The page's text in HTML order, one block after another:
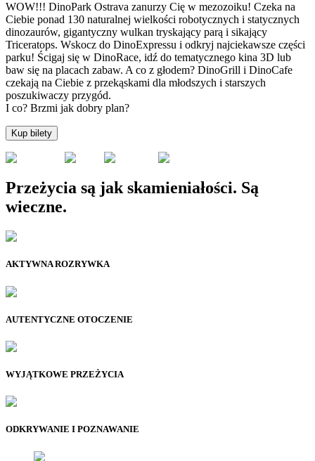
WOW!!! DinoPark Ostrava zanurzy Cię w mezozoiku! Czeka na
Ciebie ponad 130 naturalnej wielkości robotycznych i statycznych
dinozaurów, gigantyczny wulkan tryskający parą i sikający
Triceratops. Wskocz do DinoExpressu i odkryj najciekawsze części
parku! Ścigaj się w DinoRace, idź do tematycznego kina 3D lub
baw się na placach zabaw. A co z głodem? DinoGrill i DinoCafe
czekają na Ciebie z przekąskami dla młodszych i starszych
poszukiwaczy przygód.
I co? Brzmi jak dobry plan?
Kup bilety
Przeżycia są jak skamieniałości. Są
wieczne.
AKTYWNA ROZRYWKA
AUTENTYCZNE OTOCZENIE
WYJĄTKOWE PRZEŻYCIA
ODKRYWANIE I POZNAWANIE